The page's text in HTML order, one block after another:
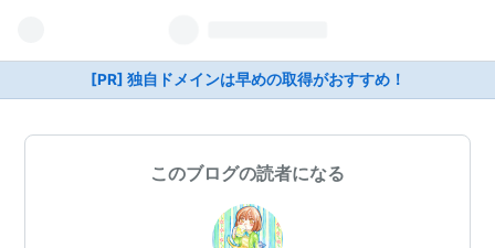
[PR] 独自ドメインは早めの取得がおすすめ！
このブログの読者になる